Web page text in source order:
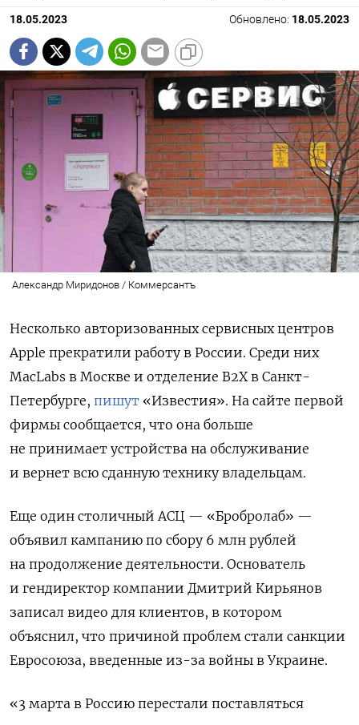
18.05.2023 Обновлено: 18.05.2023
Александр Миридонов / Коммерсантъ
Несколько авторизованных сервисных центров
Apple прекратили работу в России. Среди них
MacLabs в Москве и отделение B2X в Санкт-
Петербурге, пишут «Известия». На сайте первой
фирмы сообщается, что она больше
не принимает устройства на обслуживание
и вернет всю сданную технику владельцам.
Еще один столичный АСЦ — «Бробролаб» —
объявил кампанию по сбору 6 млн рублей
на продолжение деятельности. Основатель
и гендиректор компании Дмитрий Кирьянов
записал видео для клиентов, в котором
объяснил, что причиной проблем стали санкции
Евросоюза, введенные из-за войны в Украине.
«3 марта в Россию перестали поставляться